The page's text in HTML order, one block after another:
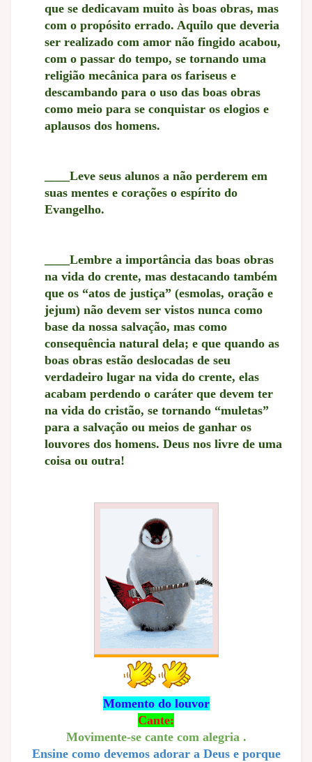
que se dedicavam muito às boas obras, mas
com o propósito errado. Aquilo que deveria
ser realizado com amor não fingido acabou,
com o passar do tempo, se tornando uma
religião mecânica para os fariseus e
descambando para o uso das boas obras
como meio para se conquistar os elogios e
aplausos dos homens.
____Leve seus alunos a não perderem em
suas mentes e corações o espírito do
Evangelho.
____Lembre a importância das boas obras
na vida do crente, mas destacando também
que os “atos de justiça” (esmolas, oração e
jejum) não devem ser vistos nunca como
base da nossa salvação, mas como
consequência natural dela; e que quando as
boas obras estão deslocadas de seu
verdadeiro lugar na vida do crente, elas
acabam perdendo o caráter que devem ter
na vida do cristão, se tornando “muletas”
para a salvação ou meios de ganhar os
louvores dos homens. Deus nos livre de uma
coisa ou outra!
Momento do louvor
Cante:
Movimente-se cante com alegria .
Ensine como devemos adorar a Deus e porque